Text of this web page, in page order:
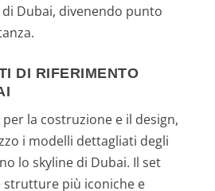
Dubai, divenendo punto
DI RIFERIMENTO
la costruzione e il design,
i modelli dettagliati degli
lo skyline di Dubai. Il set
strutture più iconiche e